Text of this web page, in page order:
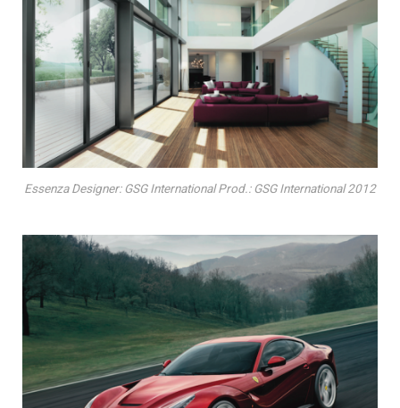
Essenza Designer: GSG International Prod.: GSG International 2012